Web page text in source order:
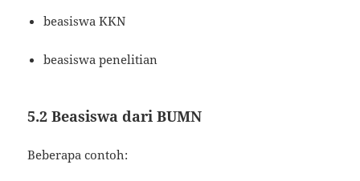
beasiswa KKN
beasiswa penelitian
5.2 Beasiswa dari BUMN
Beberapa contoh: